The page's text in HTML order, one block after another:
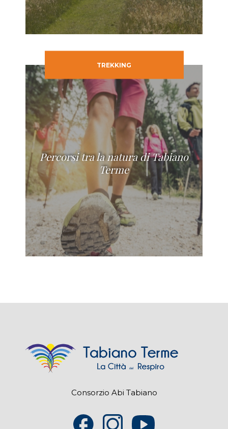
TREKKING
Percorsi tra la natura di Tabiano
Terme
Consorzio Abi Tabiano